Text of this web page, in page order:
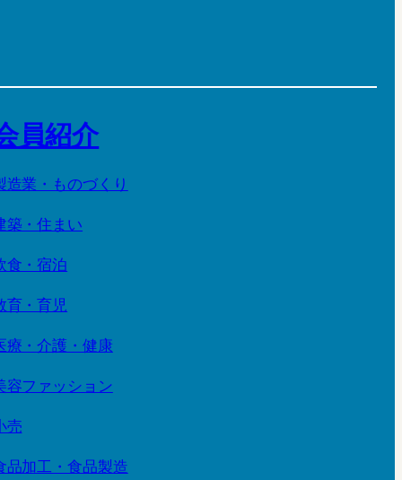
員紹介
造業・ものづくり
築・住まい
食・宿泊
育・育児
療・介護・健康
容ファッション
売
品加工・食品製造